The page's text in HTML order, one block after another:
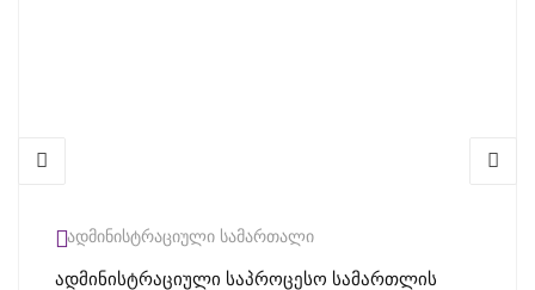
ადმინისტრაციული სამართალი
Ადმინისტრაციული Საპროცესო Სამართლის